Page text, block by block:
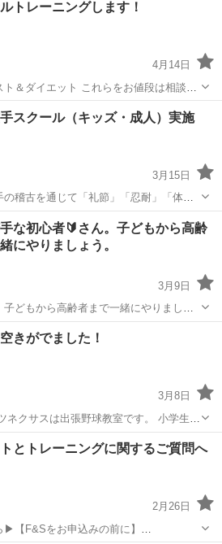
トレーニングします！
4月14日
＆ダイエット これらをお値段は相談し
よりに住ん
としましては、以下
パーソナルトレーニング
スクール（キッズ・成人）実施
3月15日
稽古を通じて「礼節」「忍耐」「体
、昇級審査や試合に参加して目標に向
しょう。 一般部のみなさんには、多忙な
ださって...
スポーツ 極真空手
な初心者🔰さん。子どもから高齢
にやりましょう。
3月9日
どもから高齢者まで一緒にやりましょ
子ども
きがでました！
3月8日
ネクサスは出張野球教室です。 小学生か
の方、軟式、硬式どちらも指導しま
...
野球
とトレーニングに関するご質問へ
2月26日
【F&Sをお申込みの前に】